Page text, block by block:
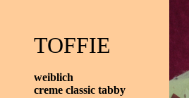
TOFFIE
weiblich
creme classic tabby